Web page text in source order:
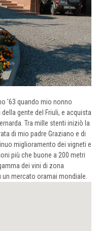
'63 quando mio nonno
gente del Friuli, e acquista
Tra mille stenti iniziò la
di mio padre Graziano e di
miglioramento dei vigneti e
più che buone a 200 metri
dei vini di zona
mercato oramai mondiale.